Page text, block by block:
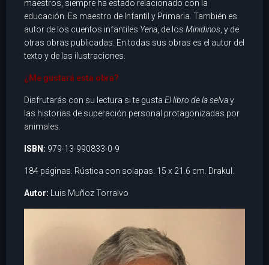
maestros, siempre ha estado relacionado con la
educación. Es maestro de Infantil y Primaria. También es
autor de los cuentos infantiles Yena , de los Minidinos , y de
otras obras publicadas. En todas sus obras es el autor del
texto y de las ilustraciones.
¿Me gustará esta obra?
Disfrutarás con su lectura si te gusta El libro de la selvay
las historias de superación personal protagonizadas por
animales.
ISBN: 979-13-990833-0-9
184 páginas. Rústica con solapas. 15 x 21.6 cm. Drakul.
Autor: Luis Muñoz Torralvo